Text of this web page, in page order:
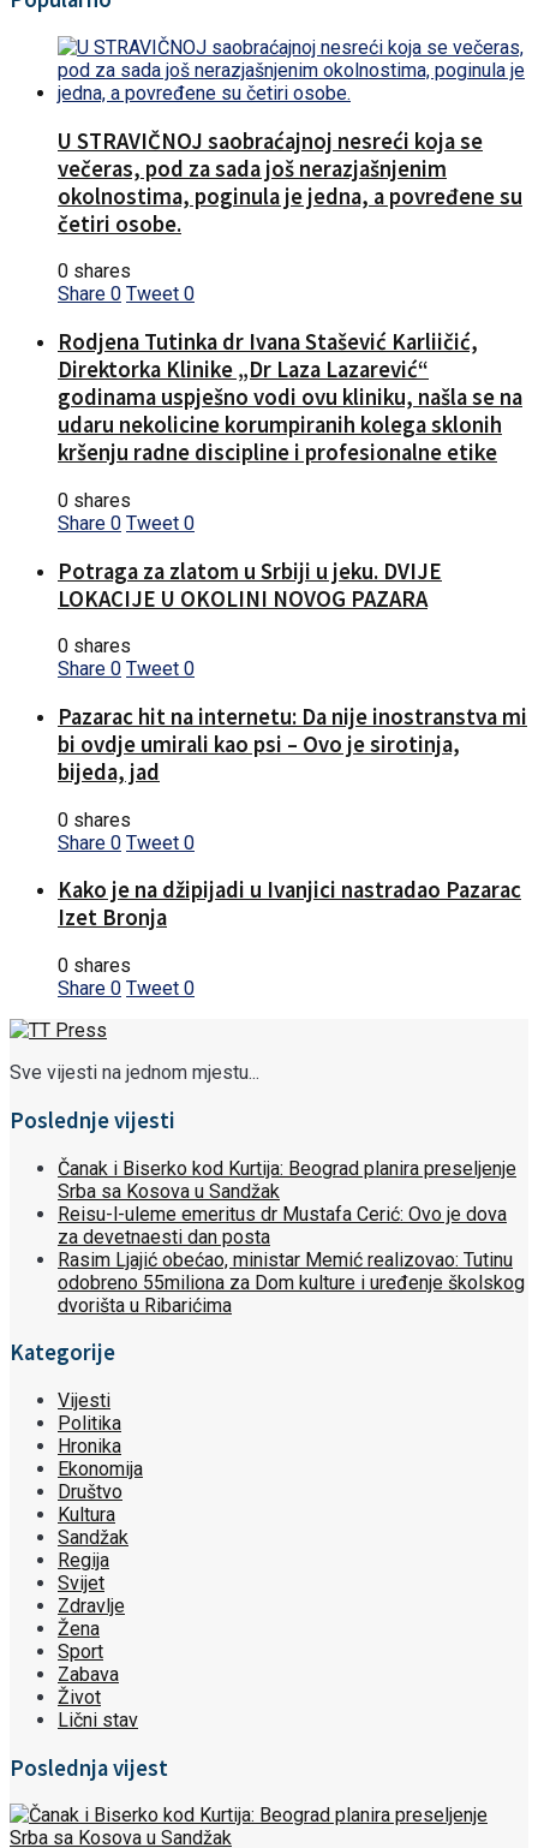
U STRAVIČNOJ saobraćajnoj nesreći koja se
večeras, pod za sada još nerazjašnjenim
okolnostima, poginula je jedna, a povređene su
četiri osobe.
0 shares
Share 0 Tweet 0
Rodjena Tutinka dr Ivana Stašević Karliičić,
Direktorka Klinike „Dr Laza Lazarević“
godinama uspješno vodi ovu kliniku, našla se na
udaru nekolicine korumpiranih kolega sklonih
kršenju radne discipline i profesionalne etike
0 shares
Share 0 Tweet 0
Potraga za zlatom u Srbiji u jeku. DVIJE
LOKACIJE U OKOLINI NOVOG PAZARA
0 shares
Share 0 Tweet 0
Pazarac hit na internetu: Da nije inostranstva mi
bi ovdje umirali kao psi – Ovo je sirotinja,
bijeda, jad
0 shares
Share 0 Tweet 0
Kako je na džipijadi u Ivanjici nastradao Pazarac
Izet Bronja
0 shares
Share 0 Tweet 0
Sve vijesti na jednom mjestu...
Poslednje vijesti
Čanak i Biserko kod Kurtija: Beograd planira preseljenje
Srba sa Kosova u Sandžak
Reisu-l-uleme emeritus dr Mustafa Cerić: Ovo je dova
za devetnaesti dan posta
Rasim Ljajić obećao, ministar Memić realizovao: Tutinu
odobreno 55miliona za Dom kulture i uređenje školskog
dvorišta u Ribarićima
Kategorije
Vijesti
Politika
Hronika
Ekonomija
Društvo
Kultura
Sandžak
Regija
Svijet
Zdravlje
Žena
Sport
Zabava
Život
Lični stav
Poslednja vijest